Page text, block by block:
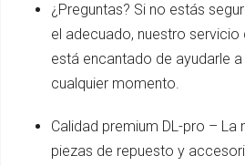
¿Preguntas? Si no estás
el adecuado, nuestro servicio
está encantado de ayudarle
cualquier momento.
Calidad premium DL-pro –
piezas de repuesto y